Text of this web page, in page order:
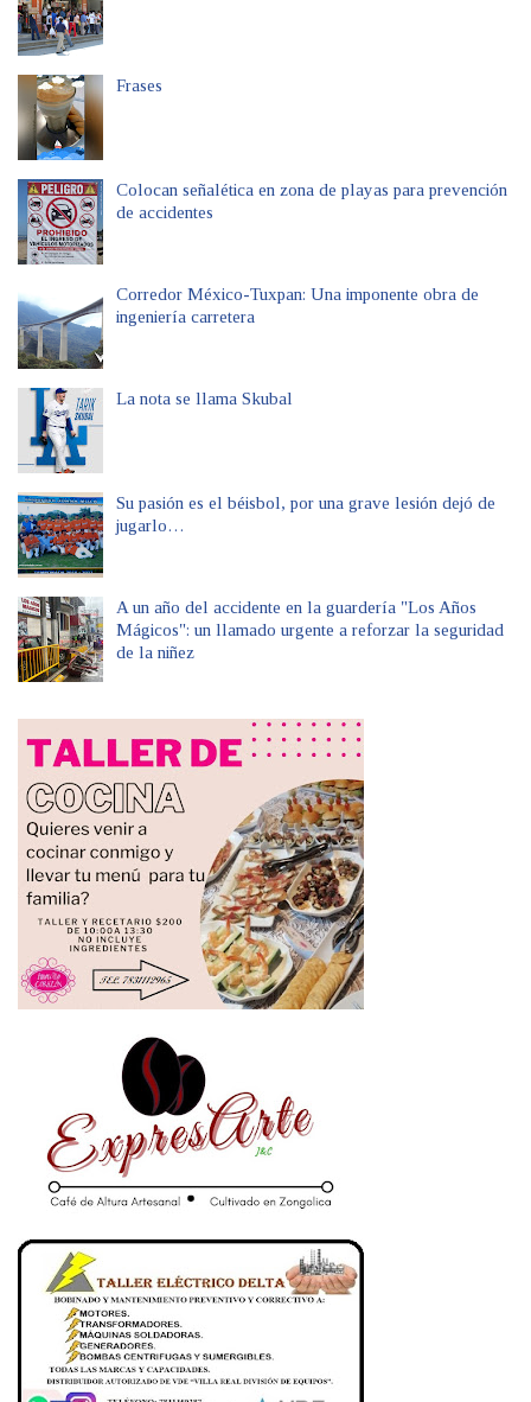
Frases
Colocan señalética en zona de playas para prevención
de accidentes
Corredor México-Tuxpan: Una imponente obra de
ingeniería carretera
La nota se llama Skubal
Su pasión es el béisbol, por una grave lesión dejó de
jugarlo…
A un año del accidente en la guardería "Los Años
Mágicos": un llamado urgente a reforzar la seguridad
de la niñez